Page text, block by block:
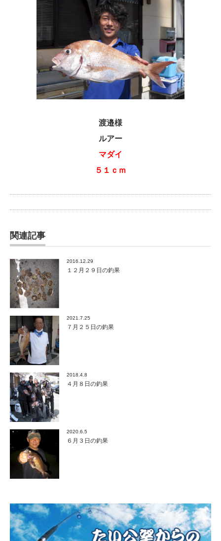
渡邉様
ルアー
マダイ
５１ｃｍ
関連記事
2016.12.29
１２月２９日の釣果
2021.7.25
７月２５日の釣果
2018.4.8
４月８日の釣果
2020.6.5
６月３日の釣果